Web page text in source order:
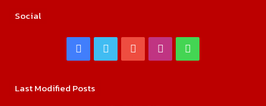
Social
Facebook
Twitter YouTubeInstagram
Last Modified Posts